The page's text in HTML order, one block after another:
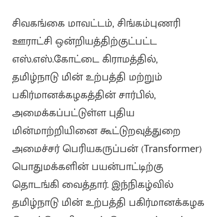
சிவகங்கை மாவட்டம், சிங்கம்புணரி
ஊராட்சி ஒன்றியத்திற்குட்பட்ட
எஸ்.எஸ்.கோட்டை கிராமத்தில்,
தமிழ்நாடு மின் உற்பத்தி மற்றும்
பகிர்மானக்கழகத்தின் சார்பில்,
அமைக்கப்பட்டுள்ள புதிய
மின்மாற்றியினை கூட்டுறவுத்துறை
அமைச்சர் பெரியகருப்பன் (Transformer)
பொதுமக்களின் பயன்பாட்டிற்கு
தொடங்கி வைத்தார். இந்நிகழ்வில்
தமிழ்நாடு மின் உற்பத்தி பகிர்மானக்கழக